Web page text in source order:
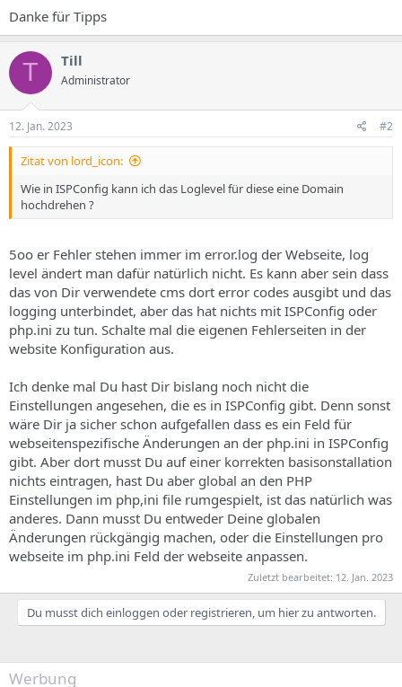
Danke für Tipps
T Till
Administrator
12. Jan. 2023 #2
Zitat von lord_icon:
Wie in ISPConfig kann ich das Loglevel für diese eine Domain
hochdrehen ?
5oo er Fehler stehen immer im error.log der Webseite, log
level ändert man dafür natürlich nicht. Es kann aber sein dass
das von Dir verwendete cms dort error codes ausgibt und das
logging unterbindet, aber das hat nichts mit ISPConfig oder
php.ini zu tun. Schalte mal die eigenen Fehlerseiten in der
website Konfiguration aus.
Ich denke mal Du hast Dir bislang noch nicht die
Einstellungen angesehen, die es in ISPConfig gibt. Denn sonst
wäre Dir ja sicher schon aufgefallen dass es ein Feld für
webseitenspezifische Änderungen an der php.ini in ISPConfig
gibt. Aber dort musst Du auf einer korrekten basisonstallation
nichts eintragen, hast Du aber global an den PHP
Einstellungen im php,ini file rumgespielt, ist das natürlich was
anderes. Dann musst Du entweder Deine globalen
Änderungen rückgängig machen, oder die Einstellungen pro
webseite im php.ini Feld der webseite anpassen.
Zuletzt bearbeitet: 12. Jan. 2023
Du musst dich einloggen oder registrieren, um hier zu antworten.
Werbung